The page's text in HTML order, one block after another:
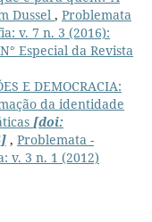
Dussel , Problemata
v. 7 n. 3 (2016):
Especial da Revista
E DEMOCRACIA:
da identidade
[doi:
, Problemata -
v. 3 n. 1 (2012)